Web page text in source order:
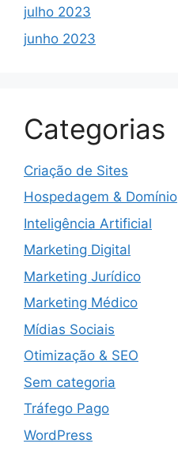
julho 2023
junho 2023
Categorias
Criação de Sites
Hospedagem & Domínio
Inteligência Artificial
Marketing Digital
Marketing Jurídico
Marketing Médico
Mídias Sociais
Otimização & SEO
Sem categoria
Tráfego Pago
WordPress